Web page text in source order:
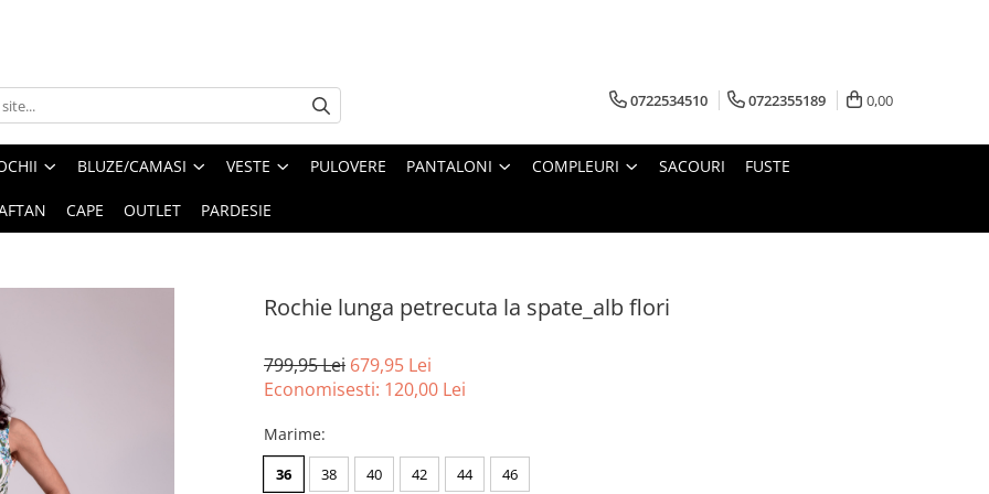
0722534510 0722355189 0,00
BLUZE/CAMASI VESTE PULOVERE PANTALONI COMPLEURI SACOURI FUSTE
CAPE OUTLET PARDESIE
Rochie lunga petrecuta la spate_alb flori
799,95 Lei 679,95 Lei
Economisesti: 120,00 Lei
Marime:
36 38 40 42 44 46